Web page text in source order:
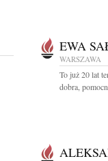
EWA
WARSZAWA
To już 20 lat
dobra,